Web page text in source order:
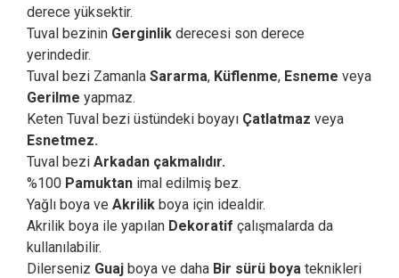
derece yüksektir.
Tuval bezinin Gerginlik derecesi son derece
yerindedir.
Tuval bezi Zamanla Sararma, Küflenme, Esneme veya
Gerilme yapmaz.
Keten Tuval bezi üstündeki boyayı Çatlatmaz veya
Esnetmez.
Tuval bezi Arkadan çakmalıdır.
%100 Pamuktan imal edilmiş bez.
Yağlı boya ve Akrilik boya için idealdir.
Akrilik boya ile yapılan Dekoratif çalışmalarda da
kullanılabilir.
Dilerseniz Guaj boya ve daha Bir sürü boya teknikleri